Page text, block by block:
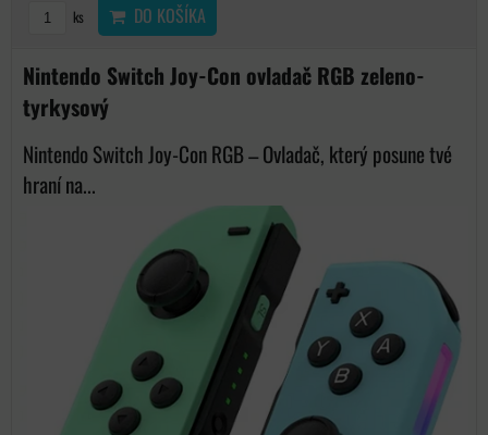
ks DO KOŠÍKA
Nintendo Switch Joy-Con ovladač RGB zeleno-
tyrkysový
Nintendo Switch Joy-Con RGB – Ovladač, který posune tvé
hraní na...